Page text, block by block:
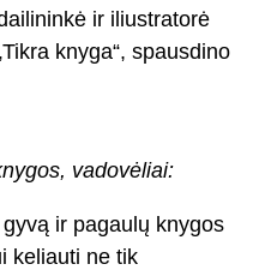
ir iliustratorė
knyga“, spausdino
vadovėliai:
gyvą ir pagaulų knygos
keliauti ne tik